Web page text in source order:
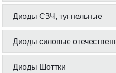
Диоды СВЧ, туннельные
Диоды силовые
Диоды Шоттки